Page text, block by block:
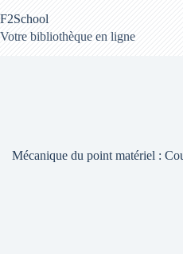
au
contenu
F2School
Votre bibliothèque en ligne
Mécanique du point matériel :